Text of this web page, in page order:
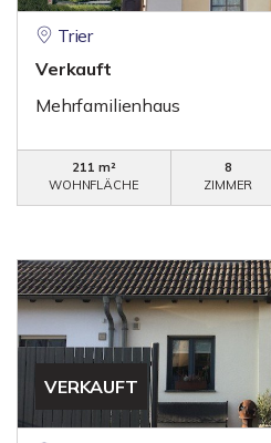
Trier
Verkauft
Mehrfamilienhaus
211 m²
WOHNFLÄCHE
8
ZIMMER
VERKAUFT